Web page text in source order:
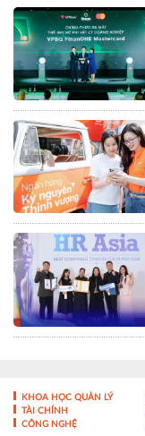
KHOA HỌC QUẢN LÝ
TÀI CHÍNH
CÔNG NGHỆ
Tạp chí điện